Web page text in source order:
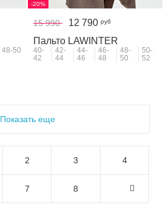
48-50
-20%
15 990 12 790 руб
Пальто LAWINTER
40-
42
42-
44
44-
46
46-
48
48-
50
50-
52
Показать еще
2 3 4
7 8